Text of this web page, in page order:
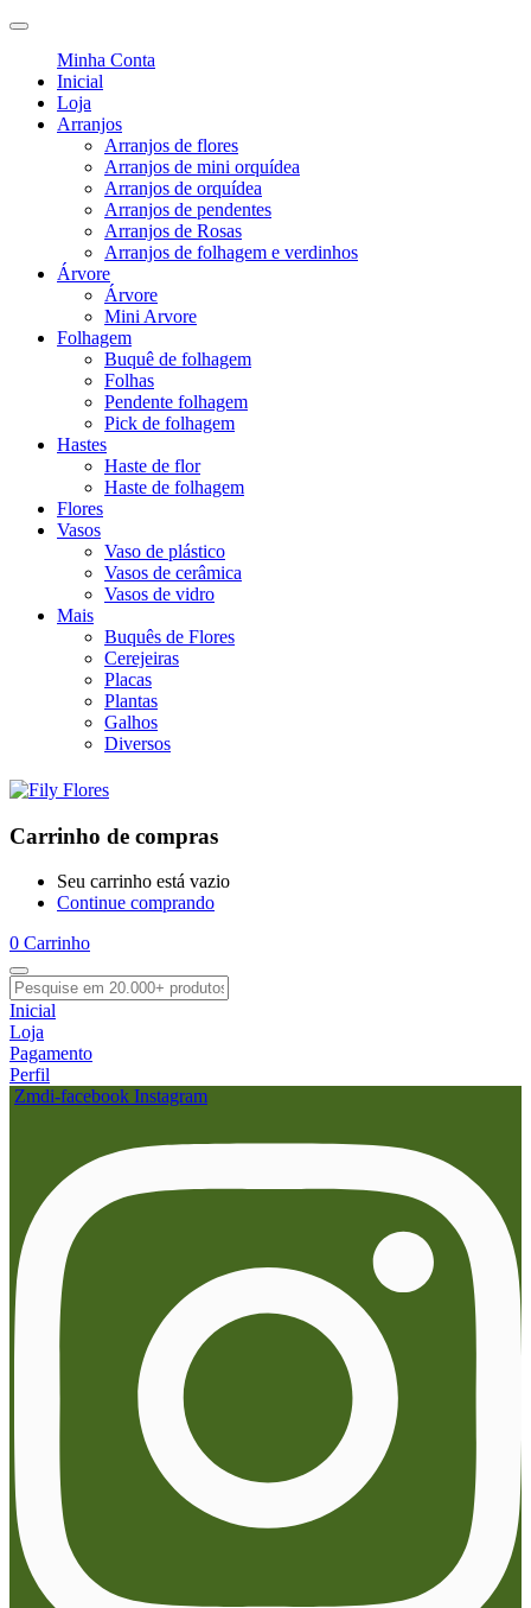
Minha Conta
Inicial
Loja
Arranjos
Arranjos de flores
Arranjos de mini orquídea
Arranjos de orquídea
Arranjos de pendentes
Arranjos de Rosas
Arranjos de folhagem e verdinhos
Árvore
Árvore
Mini Arvore
Folhagem
Buquê de folhagem
Folhas
Pendente folhagem
Pick de folhagem
Hastes
Haste de flor
Haste de folhagem
Flores
Vasos
Vaso de plástico
Vasos de cerâmica
Vasos de vidro
Mais
Buquês de Flores
Cerejeiras
Placas
Plantas
Galhos
Diversos
Carrinho de compras
Seu carrinho está vazio
Continue comprando
0 Carrinho
Inicial
Loja
Pagamento
Perfil
Zmdi-facebook Instagram